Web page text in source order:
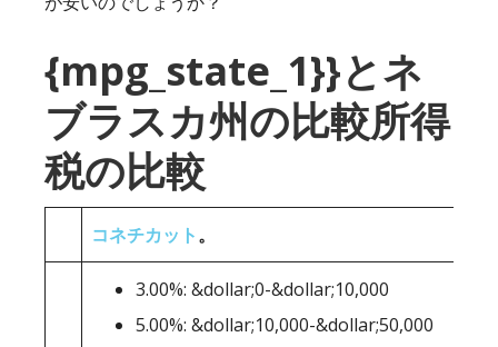
{mpg_state_1}}とネ
ブラスカ州の比較所得
税の比較
コネチカット。
3.00%: &dollar;0-&dollar;10,000
5.00%: &dollar;10,000-&dollar;50,000